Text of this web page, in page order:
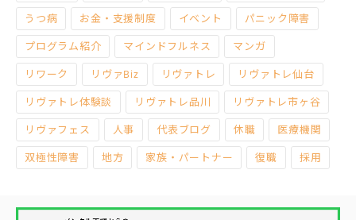
うつ病 お金・支援制度 イベント パニック障害
プログラム紹介 マインドフルネス マンガ
リワーク リヴァBiz リヴァトレ リヴァトレ仙台
リヴァトレ体験談 リヴァトレ品川 リヴァトレ市ヶ谷
リヴァフェス 人事 代表ブログ 休職 医療機関
双極性障害 地方 家族・パートナー 復職 採用